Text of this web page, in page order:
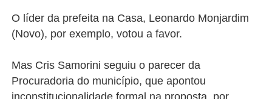
O líder da prefeita na Casa, Leonardo Monjardim
(Novo), por exemplo, votou a favor.
Mas Cris Samorini seguiu o parecer da
Procuradoria do município, que apontou
inconstitucionalidade formal na proposta, por